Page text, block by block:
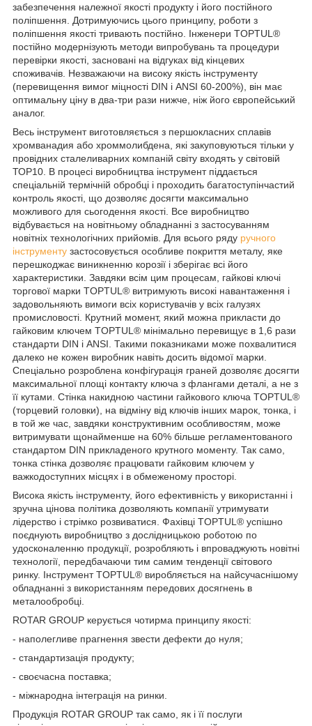
забезпечення належної якості продукту і його постійного
поліпшення. Дотримуючись цього принципу, роботи з
поліпшення якості тривають постійно. Інженери TOPTUL®
постійно модернізують методи випробувань та процедури
перевірки якості, засновані на відгуках від кінцевих
споживачів. Незважаючи на високу якість інструменту
(перевищення вимог міцності DIN і ANSI 60-200%), він має
оптимальну ціну в два-три рази нижче, ніж його європейський
аналог.
Весь інструмент виготовляється з першокласних сплавів
хромванадия або хроммолибдена, які закуповуються тільки у
провідних сталеливарних компаній світу входять у світовій
ТОР10. В процесі виробництва інструмент піддається
спеціальній термічній обробці і проходить багатоступінчастий
контроль якості, що дозволяє досягти максимально
можливого для сьогодення якості. Все виробництво
відбувається на новітньому обладнанні з застосуванням
новітніх технологічних прийомів. Для всього ряду ручного
інструменту застосовується особливе покриття металу, яке
перешкоджає виникненню корозії і зберігає всі його
характеристики. Завдяки всім цим процесам, гайкові ключі
торгової марки TOPTUL® витримують високі навантаження і
задовольняють вимоги всіх користувачів у всіх галузях
промисловості. Крутний момент, який можна прикласти до
гайковим ключем TOPTUL® мінімально перевищує в 1,6 рази
стандарти DIN і ANSI. Такими показниками може похвалитися
далеко не кожен виробник навіть досить відомої марки.
Спеціально розроблена конфігурація граней дозволяє досягти
максимальної площі контакту ключа з флангами деталі, а не з
її кутами. Стінка накидною частини гайкового ключа TOPTUL®
(торцевий головки), на відміну від ключів інших марок, тонка, і
в той же час, завдяки конструктивним особливостям, може
витримувати щонайменше на 60% більше регламентованого
стандартом DIN прикладеного крутного моменту. Так само,
тонка стінка дозволяє працювати гайковим ключем у
важкодоступних місцях і в обмеженому просторі.
Висока якість інструменту, його ефективність у використанні і
зручна цінова політика дозволяють компанії утримувати
лідерство і стрімко розвиватися. Фахівці TOPTUL® успішно
поєднують виробництво з дослідницькою роботою по
удосконаленню продукції, розробляють і впроваджують новітні
технології, передбачаючи тим самим тенденції світового
ринку. Інструмент TOPTUL® виробляється на найсучаснішому
обладнанні з використанням передових досягнень в
металообробці.
ROTAR GROUP керується чотирма принципу якості:
- наполегливе прагнення звести дефекти до нуля;
- стандартизація продукту;
- своєчасна поставка;
- міжнародна інтеграція на ринки.
Продукція ROTAR GROUP так само, як і її послуги